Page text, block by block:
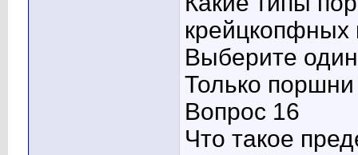
крейцкопфных
Выберите
Только поршни
Вопрос 16
Что такое